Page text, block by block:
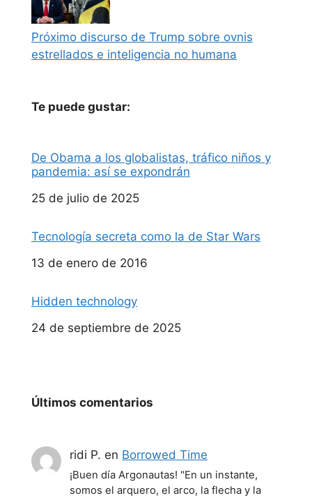
Próximo discurso de Trump sobre ovnis
estrellados e inteligencia no humana
Te puede gustar:
De Obama a los globalistas, tráfico niños y
pandemia: así se expondrán
Fecha
25 de julio de 2025
Tecnología secreta como la de Star Wars
Fecha
13 de enero de 2016
Hidden technology
Fecha
24 de septiembre de 2025
Últimos comentarios
ridi P. en Borrowed Time
¡Buen día Argonautas! "En un instante,
somos el arquero, el arco, la flecha y la